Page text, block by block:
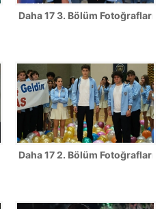
Daha 17 3. Bölüm Fotoğrafları
Daha 17 2. Bölüm Fotoğrafları